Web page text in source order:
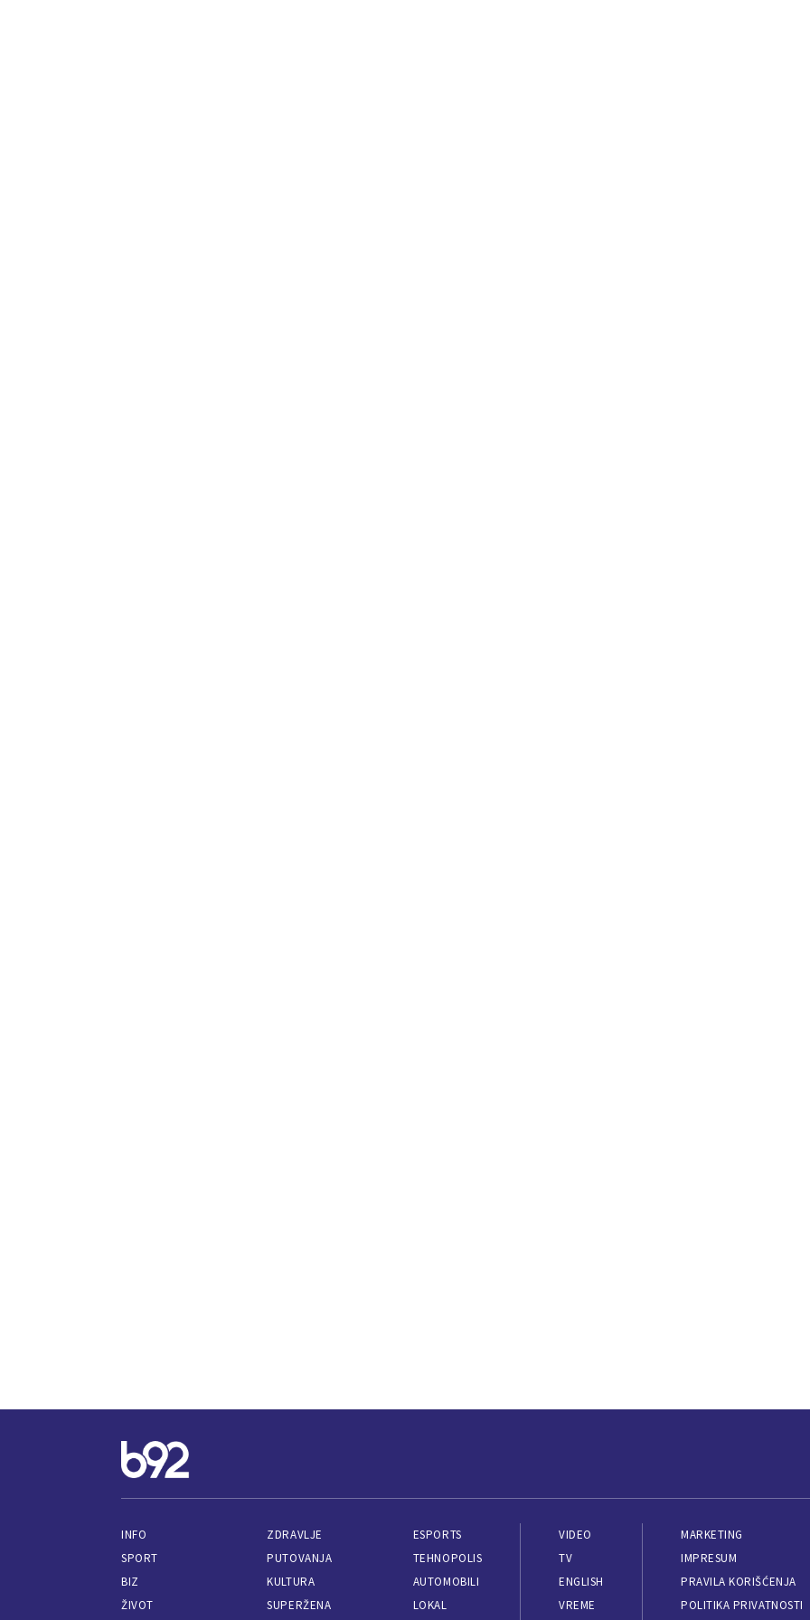
INFO
SPORT
BIZ
ŽIVOT
ZDRAVLJE
PUTOVANJA
KULTURA
SUPERŽENA
ESPORTS
TEHNOPOLIS
AUTOMOBILI
LOKAL
VIDEO
TV
ENGLISH
VREME
MARKETING
IMPRESUM
PRAVILA KORIŠĆENJA
POLITIKA PRIVATNOSTI